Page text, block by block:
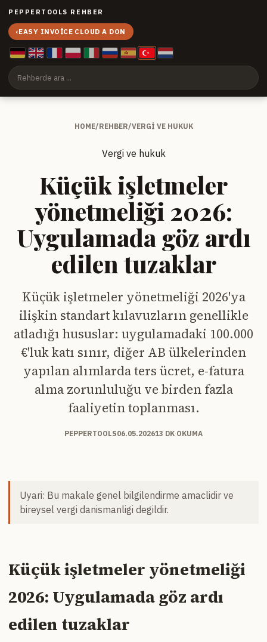
PEPPERTOOLS REHBER
‹EASY INVOICE CLOUD A DON
HOME/REHBER/VERGI VE HUKUK
Vergi ve hukuk
Küçük işletmeler
yönetmeliği 2026:
Uygulamada göz ardı
edilen tuzaklar
Küçük işletmeler yönetmeliği 2026'ya
ilişkin standart kılavuzların genellikle
atladığı hususlar: uygulamadaki 100.000
€'luk katı sınır, diğer AB ülkelerinden
yapılan alımlarda ters ücret, e-fatura
alma zorunluluğu ve birden fazla
faaliyetin toplanması.
PEPPERTOOLS06.05.202613 DK OKUMA
Uyari: Bu makale genel bilgilendirme amaclidir ve
bireysel vergi danismanligi degildir.
Küçük işletmeler yönetmeliği
2026: Uygulamada göz ardı
edilen tuzaklar